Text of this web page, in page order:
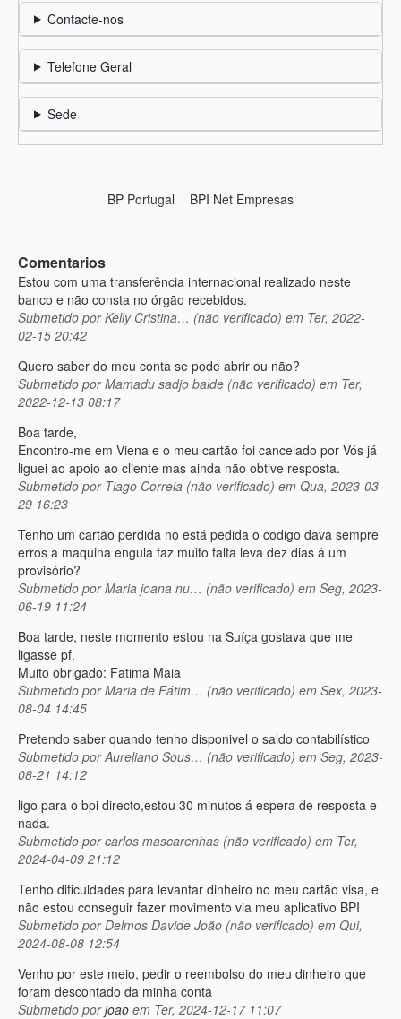
Contacte-nos
Telefone Geral
Sede
BP Portugal BPI Net Empresas
Comentarios
Estou com uma transferência internacional realizado neste
banco e não consta no órgão recebidos.
Submetido porKelly Cristina… (não verificado) em Ter, 2022-
02-15 20:42
Quero saber do meu conta se pode abrir ou não?
Submetido porMamadu sadjo balde (não verificado) em Ter,
2022-12-13 08:17
Boa tarde,
Encontro-me em Viena e o meu cartão foi cancelado por Vós já
liguei ao apoio ao cliente mas ainda não obtive resposta.
Submetido por Tiago Correia (não verificado) em Qua, 2023-03-
29 16:23
Tenho um cartão perdida no está pedida o codigo dava sempre
erros a maquina engula faz muito falta leva dez dias á um
provisório?
Submetido porMaria joana nu… (não verificado) em Seg, 2023-
06-19 11:24
Boa tarde, neste momento estou na Suíça gostava que me
ligasse pf.
Muito obrigado: Fatima Maia
Submetido porMaria de Fátim… (não verificado) em Sex, 2023-
08-04 14:45
Pretendo saber quando tenho disponivel o saldo contabilístico
Submetido porAureliano Sous… (não verificado) em Seg, 2023-
08-21 14:12
ligo para o bpi directo,estou 30 minutos á espera de resposta e
nada.
Submetido porcarlos mascarenhas (não verificado) em Ter,
2024-04-09 21:12
Tenho dificuldades para levantar dinheiro no meu cartão visa, e
não estou conseguir fazer movimento via meu aplicativo BPI
Submetido porDelmos Davide João (não verificado) em Qui,
2024-08-08 12:54
Venho por este meio, pedir o reembolso do meu dinheiro que
foram descontado da minha conta
Submetido porjoao em Ter, 2024-12-17 11:07